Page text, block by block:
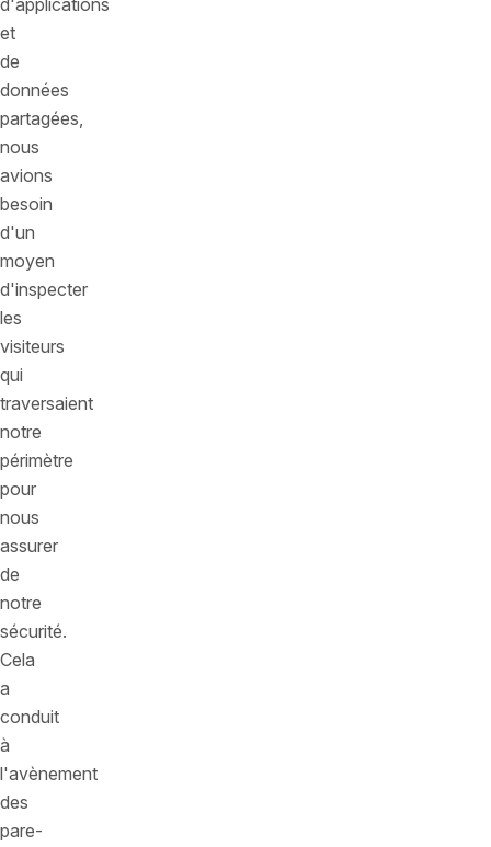
d'applications
et
de
données
partagées,
nous
avions
besoin
d'un
moyen
d'inspecter
les
visiteurs
qui
traversaient
notre
périmètre
pour
nous
assurer
de
notre
sécurité.
Cela
a
conduit
à
l'avènement
des
pare-